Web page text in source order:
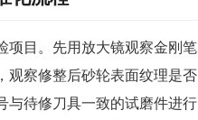
项目。先用放大镜观察金刚笔
观察修整后砂轮表面纹理是否
与待修刀具一致的试磨件进行